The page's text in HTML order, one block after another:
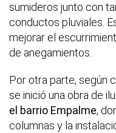
sumideros junto con
conductos pluviales.
mejorar el
de anegamientos.
Por otra parte, según
se inició una obra de
el barrio Empalme,
columnas y la